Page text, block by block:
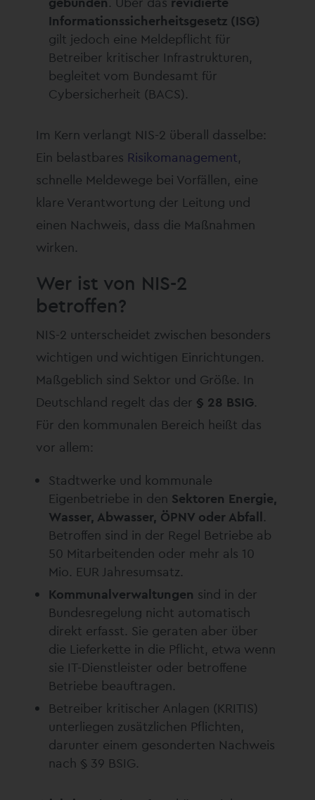
Informationssicherheitsgesetz (ISG)
gilt jedoch eine Meldepflicht für
Betreiber kritischer Infrastrukturen,
begleitet vom Bundesamt für
Cybersicherheit (BACS).
Im Kern verlangt NIS-2 überall dasselbe:
Ein belastbares Risikomanagement,
schnelle Meldewege bei Vorfällen, eine
klare Verantwortung der Leitung und
einen Nachweis, dass die Maßnahmen
wirken.
Wer ist von NIS-2
betroffen?
NIS-2 unterscheidet zwischen besonders
wichtigen und wichtigen Einrichtungen.
Maßgeblich sind Sektor und Größe. In
Deutschland regelt das der § 28 BSIG.
Für den kommunalen Bereich heißt das
vor allem:
Stadtwerke und kommunale
Eigenbetriebe in den Sektoren Energie,
Wasser, Abwasser, ÖPNV oder Abfall.
Betroffen sind in der Regel Betriebe ab
50 Mitarbeitenden oder mehr als 10
Mio. EUR Jahresumsatz.
Kommunalverwaltungen sind in der
Bundesregelung nicht automatisch
direkt erfasst. Sie geraten aber über
die Lieferkette in die Pflicht, etwa wenn
sie IT-Dienstleister oder betroffene
Betriebe beauftragen.
Betreiber kritischer Anlagen (KRITIS)
unterliegen zusätzlichen Pflichten,
darunter einem gesonderten Nachweis
nach § 39 BSIG.